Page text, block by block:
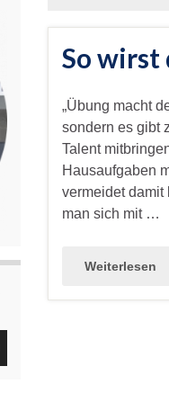
So
„Übung macht
sondern es gibt
Talent
Hausaufgaben
vermeidet damit
man sich mit …
Weiterlesen